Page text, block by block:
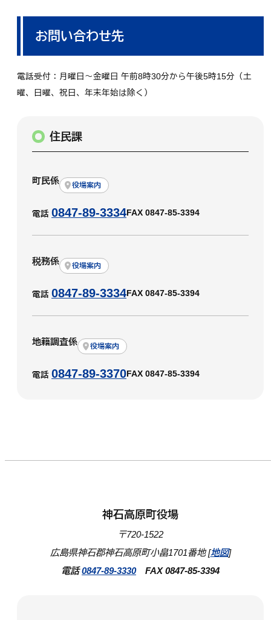
お問い合わせ先
電話受付：月曜日～金曜日 午前8時30分から午後5時15分（土
曜、日曜、祝日、年末年始は除く）
住民課
町民係 役場案内
電話 0847-89-3334 FAX 0847-85-3394
税務係 役場案内
電話 0847-89-3334 FAX 0847-85-3394
地籍調査係 役場案内
電話 0847-89-3370 FAX 0847-85-3394
神石高原町役場
〒720-1522
広島県神石郡神石高原町小畠1701番地 [地図]
電話0847-89-3330FAX 0847-85-3394